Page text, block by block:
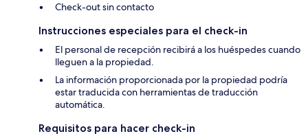
Check-out sin contacto
Instrucciones especiales para el check-in
El personal de recepción recibirá a los huéspedes cuando
lleguen a la propiedad.
La información proporcionada por la propiedad podría
estar traducida con herramientas de traducción
automática.
Requisitos para hacer check-in